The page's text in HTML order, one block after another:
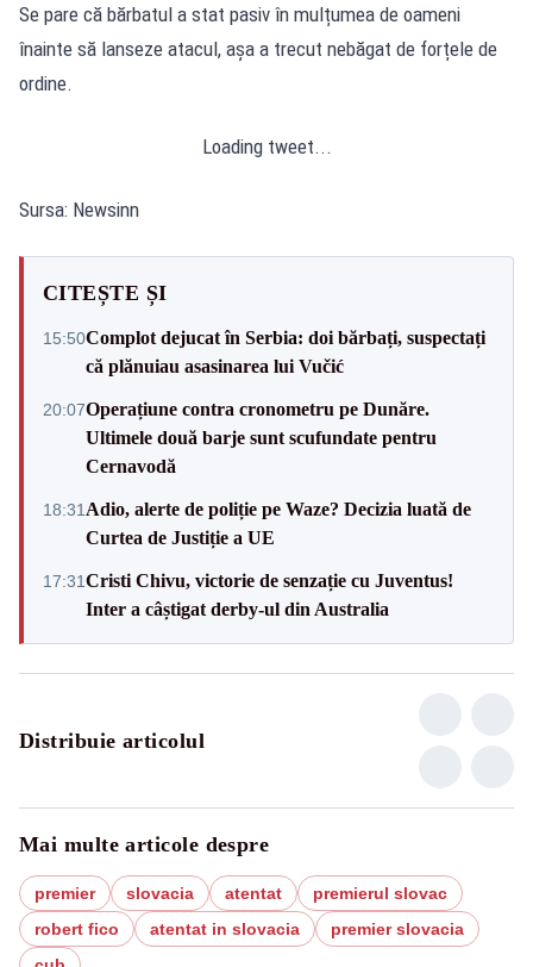
Se pare că bărbatul a stat pasiv în mulțumea de oameni
înainte să lanseze atacul, așa a trecut nebăgat de forțele de
ordine.
Loading tweet...
Sursa: Newsinn
CITEȘTE ȘI
15:50Complot dejucat în Serbia: doi bărbați, suspectați
că plănuiau asasinarea lui Vučić
20:07Operațiune contra cronometru pe Dunăre.
Ultimele două barje sunt scufundate pentru
Cernavodă
18:31 Adio, alerte de poliție pe Waze? Decizia luată de
Curtea de Justiție a UE
17:31Cristi Chivu, victorie de senzație cu Juventus!
Inter a câștigat derby-ul din Australia
Distribuie articolul
Mai multe articole despre
premier slovacia atentat
premierul slovac
robert fico
atentat in slovacia
premier slovacia